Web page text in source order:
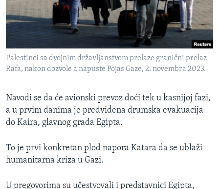
Palestinci sa dvojnim državljanstvom prelaze granični prelaz
Rafa, nakon dozvole a napuste Pojas Gaze, 2. novembra 2023.
Navodi se da će avionski prevoz doći tek u kasnijoj fazi,
a u prvim danima je predviđena drumska evakuacija
do Kaira, glavnog grada Egipta.
To je prvi konkretan plod napora Katara da se ublaži
humanitarna kriza u Gazi.
U pregovorima su učestvovali i predstavnici Egipta,